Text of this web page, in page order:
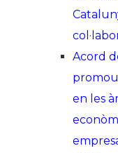
Acord
en les